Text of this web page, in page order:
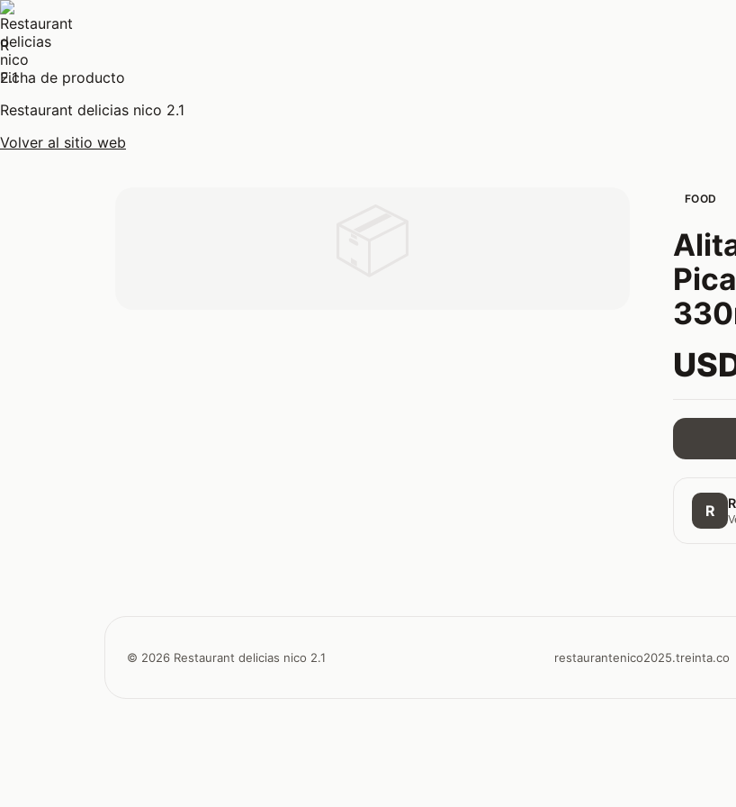
R
Ficha de producto
Restaurant delicias nico 2.1
Volver al sitio web
FOOD
R
© 2026 Restaurant delicias nico 2.1 restaurantenico2025.treinta.co